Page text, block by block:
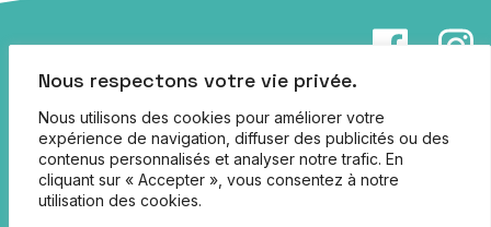
Nous respectons votre vie privée.
Nous utilisons des cookies pour améliorer votre
expérience de navigation, diffuser des publicités ou des
contenus personnalisés et analyser notre trafic. En
cliquant sur « Accepter », vous consentez à notre
utilisation des cookies.
info@lentrepot.ch
Partenaires
Infos pratiques